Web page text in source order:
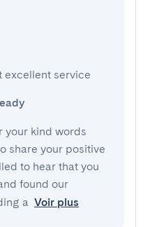
excellent service
your kind words
share your positive
to hear that you
found our
a Voir plus